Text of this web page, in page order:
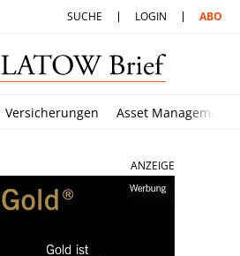
SUCHE LOGIN ABO
Versicherungen Asset Management
ANZEIGE